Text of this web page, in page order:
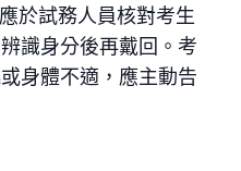
於試務人員核對考生
識身分後再戴回。考
身體不適，應主動告